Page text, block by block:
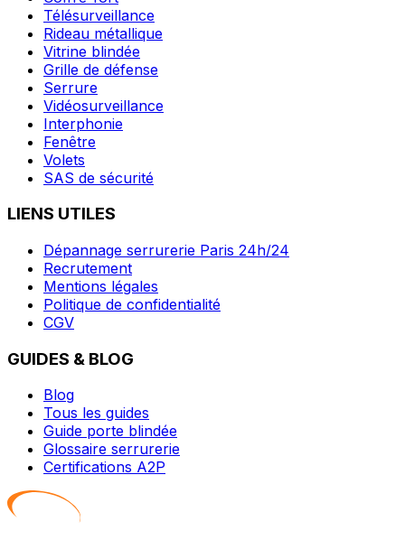
Télésurveillance
Rideau métallique
Vitrine blindée
Grille de défense
Serrure
Vidéosurveillance
Interphonie
Fenêtre
Volets
SAS de sécurité
LIENS UTILES
Dépannage serrurerie Paris 24h/24
Recrutement
Mentions légales
Politique de confidentialité
CGV
GUIDES & BLOG
Blog
Tous les guides
Guide porte blindée
Glossaire serrurerie
Certifications A2P